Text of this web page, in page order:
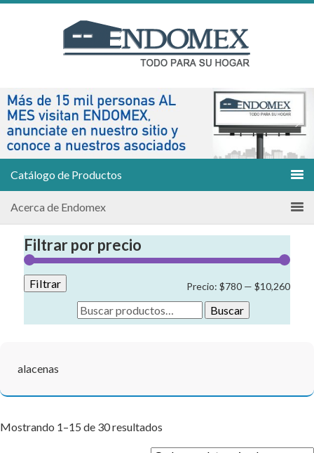
Catálogo de Productos
Acerca de Endomex
Filtrar por precio
Filtrar Precio:$780 —$10,260
Buscar
alacenas
Mostrando 1–15 de 30 resultados